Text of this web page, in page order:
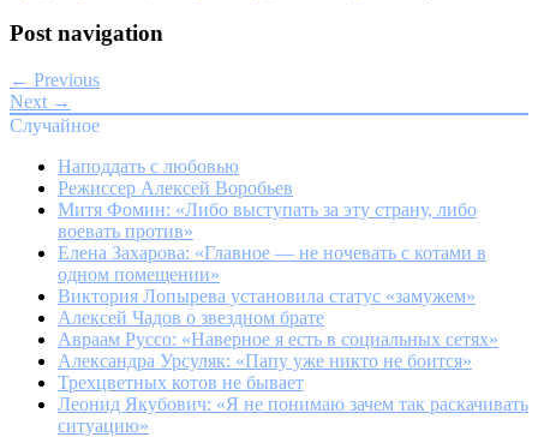
Post navigation
← Previous
Next →
Случайное
Наподдать с любовью
Режиссер Алексей Воробьев
Митя Фомин: «Либо выступать за эту страну, либо
воевать против»
Елена Захарова: «Главное — не ночевать с котами в
одном помещении»
Виктория Лопырева установила статус «замужем»
Алексей Чадов о звездном брате
Авраам Руссо: «Наверное я есть в социальных сетях»
Александра Урсуляк: «Папу уже никто не боится»
Трехцветных котов не бывает
Леонид Якубович: «Я не понимаю зачем так раскачивать
ситуацию»